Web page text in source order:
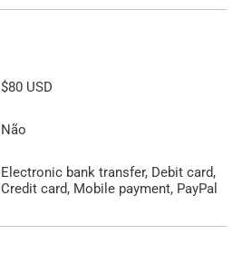
$80 USD
Não
Electronic bank transfer, Debit card,
Credit card, Mobile payment, PayPal